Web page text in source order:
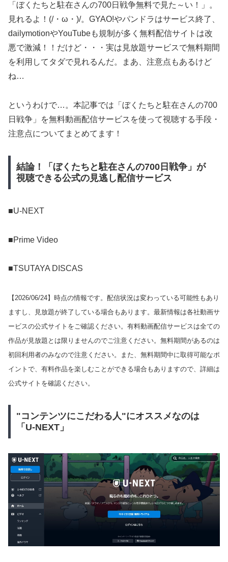
「ぼくたちと駐在さんの700日戦争無料で見た～い！」。
見れるよ！(/・ω・)/。GYAO!やパンドラはサービス終了、
dailymotionやYouTubeも規制が多く無料配信サイトは改
悪で激減！！だけど・・・実は見放題サービスで無料期間
を利用してタダで見れるんだ。まあ、注意点もあるけど
ね…
というわけで…。本記事では「ぼくたちと駐在さんの700
日戦争」を無料動画配信サービスを使って視聴する手段・
注意点についてまとめてます！
結論！「ぼくたちと駐在さんの700日戦争」が
視聴できる公式の見逃し配信サービス
■U-NEXT
■Prime Video
■TSUTAYA DISCAS
【2026/06/24】時点の情報です。配信状況は変わっている可能性もあり
ますし、見放題が終了している場合もあります。最新情報は各社動画サ
ービスの公式サイトをご確認ください。有料動画配信サービスは全ての
作品が見放題とは限りませんのでご注意ください。無料期間があるのは
初回利用者のみなので注意ください。また、無料期間中に取得可能なポ
イントで、有料作品を楽しむことができる場合もありますので、詳細は
公式サイトを確認ください。
"コンテンツにこだわる人"にオススメなのは
「U-NEXT」